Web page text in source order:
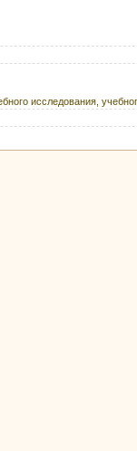
исследования,